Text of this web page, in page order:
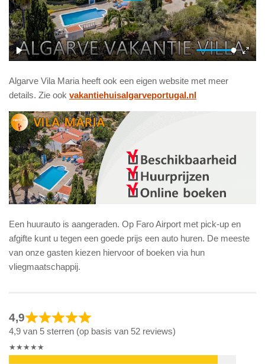
Algarve Vila Maria heeft ook een eigen website met meer
details. Zie ook vakantiehuisalgarveportugal.nl
Een huurauto is aangeraden. Op Faro Airport met pick-up en
afgifte kunt u tegen een goede prijs een auto huren. De meeste
van onze gasten kiezen hiervoor of boeken via hun
vliegmaatschappij.
4,9
4,9 van 5 sterren (op basis van 52 reviews)
★★★★★